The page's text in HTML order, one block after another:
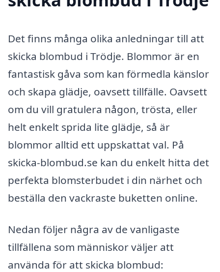
Det finns många olika anledningar till att
skicka blombud i Trödje. Blommor är en
fantastisk gåva som kan förmedla känslor
och skapa glädje, oavsett tillfälle. Oavsett
om du vill gratulera någon, trösta, eller
helt enkelt sprida lite glädje, så är
blommor alltid ett uppskattat val. På
skicka-blombud.se kan du enkelt hitta det
perfekta blomsterbudet i din närhet och
beställa den vackraste buketten online.
Nedan följer några av de vanligaste
tillfällena som människor väljer att
använda för att skicka blombud: